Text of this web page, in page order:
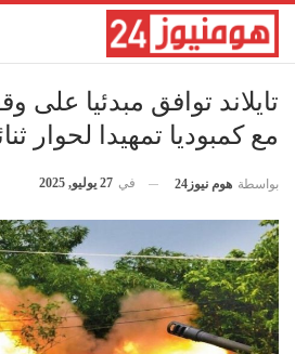
تايلاند توافق مبدئيا على
مع كمبوديا تمهيدا لحوار
بواسطة هوم نيوز24 في 27 يوليو, 2025